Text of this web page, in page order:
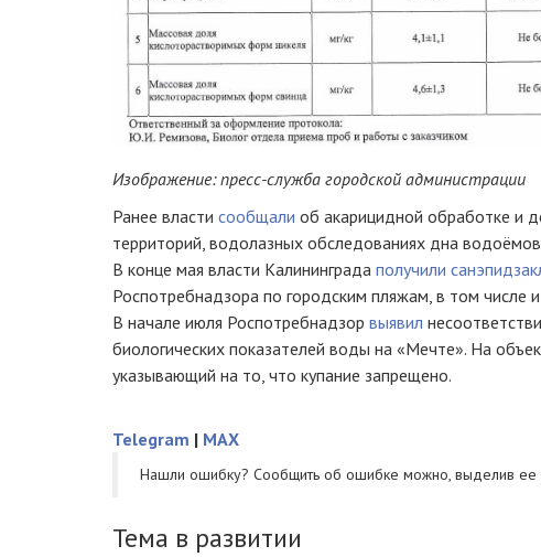
Изображение: пресс-служба городской администрации
Ранее власти сообщали об акарицидной обработке и
территорий, водолазных обследованиях дна
В конце мая власти Калининграда получили
Роспотребнадзора по городским пляжам, в том числе
В начале июля Роспотребнадзор выявил
биологических показателей воды на «Мечте». На
указывающий на то, что купание запрещено.
Telegram | MAX
Нашли ошибку? Cообщить об ошибке можно, выделив ее
Тема в развитии